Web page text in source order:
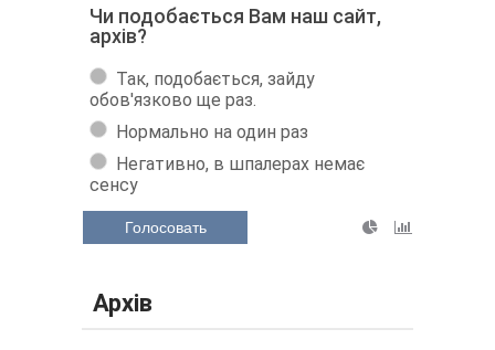
Чи подобається Вам наш сайт,
архів?
Так, подобається, зайду
обов'язково ще раз.
Нормально на один раз
Негативно, в шпалерах немає
сенсу
Голосовать
Архів